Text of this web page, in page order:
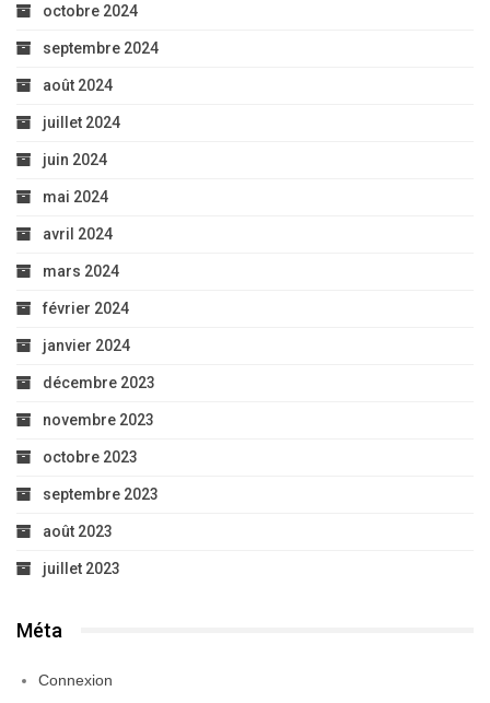
octobre 2024
septembre 2024
août 2024
juillet 2024
juin 2024
mai 2024
avril 2024
mars 2024
février 2024
janvier 2024
décembre 2023
novembre 2023
octobre 2023
septembre 2023
août 2023
juillet 2023
Méta
Connexion